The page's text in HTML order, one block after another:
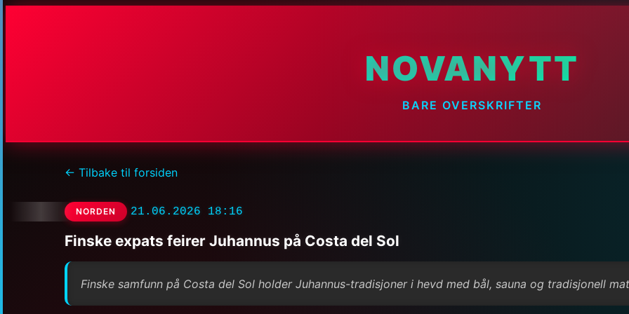
NOVANYTT
BARE OVERSKRIFTER
← Tilbake til forsiden
NORDEN 21.06.2026 18:16
Finske expats feirer Juhannus på Costa del Sol
Finske samfunn på Costa del Sol holder Juhannus-tradisjoner i hevd med bål, sauna og tradisjonell